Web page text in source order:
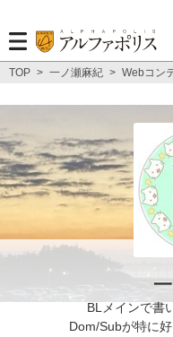
TOP > 一ノ瀬麻紀 > Webコン
BLメインで書
Dom/Subが特に